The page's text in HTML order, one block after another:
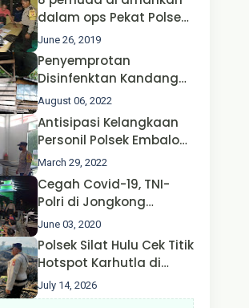
Kapolri dan Menteri
Perhubungan
dalam ops Pekat Polsek
Jongkong
June 26, 2019
Penyemprotan
Disinfenktan Kandang
Ternak Kambing warga
Oleh Satgas Ops Aman
Nusa II Polda Kalbar*
August 06, 2022
Antisipasi Kelangkaan
Personil Polsek Embaloh
Hulu Gencar Lakukan
Pengecekan Oksigen
March 29, 2022
Cegah Covid-19, TNI-
Polri di Jongkong
Himbau Masyarakat
Jangan Kumpul Hinga
Larut Malam.
June 03, 2020
Polsek Silat Hulu Cek Titik
Hotspot Karhutla di
Desa Nanga Dangkan,
Api Ditemukan Sudah
July 14, 2026